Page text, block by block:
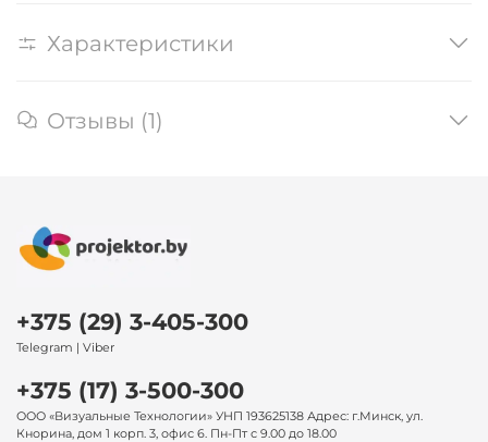
Характеристики
Отзывы (1)
+375 (29) 3-405-300
Telegram | Viber
+375 (17) 3-500-300
ООО «Визуальные Технологии» УНП 193625138 Адрес: г.Минск, ул.
Кнорина, дом 1 корп. 3, офис 6. Пн-Пт с 9.00 до 18.00